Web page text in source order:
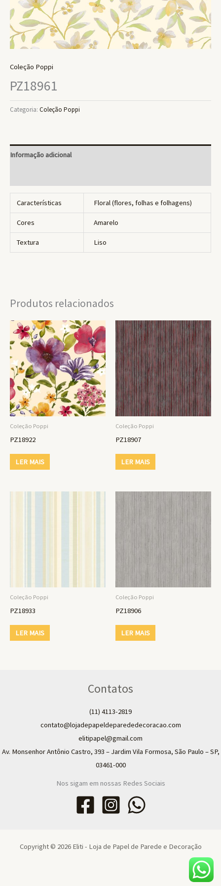
Coleção Poppi
PZ18961
Categoria: Coleção Poppi
Informação adicional
Características Floral (flores, folhas e folhagens)
Cores Amarelo
Textura Liso
Produtos relacionados
Coleção Poppi
PZ18922
LER MAIS
Coleção Poppi
PZ18907
LER MAIS
Coleção Poppi
PZ18933
LER MAIS
Coleção Poppi
PZ18906
LER MAIS
Contatos
(11) 4113-2819
contato@lojadepapeldeparededecoracao.com
elitipapel@gmail.com​
Av. Monsenhor Antônio Castro, 393 – Jardim Vila Formosa, São Paulo – SP,
03461-000
Nos sigam em nossas Redes Sociais
Copyright © 2026 Eliti - Loja de Papel de Parede e Decoração